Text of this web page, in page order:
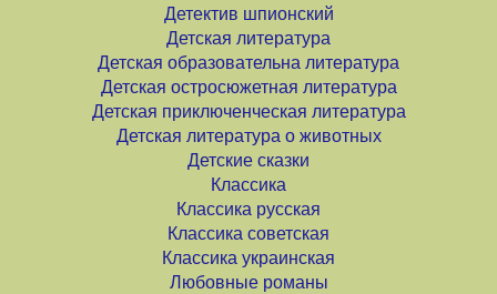
Детектив шпионский
Детская литература
Детская образовательна литература
Детская остросюжетная литература
Детская приключенческая литература
Детская литература о животных
Детские сказки
Классика
Классика русская
Классика советская
Классика украинская
Любовные романы